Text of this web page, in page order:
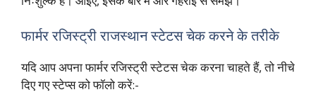
फार्मर रजिस्ट्री राजस्थान स्टेटस चेक करने के तरीके
यदि आप अपना फार्मर रजिस्ट्री स्टेटस चेक करना चाहते हैं, तो नीचे
दिए गए स्टेप्स को फॉलो करें:-